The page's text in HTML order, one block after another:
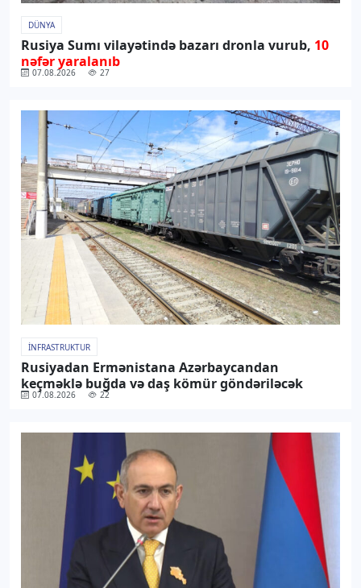
DÜNYA
Rusiya Sumı vilayətində bazarı dronla vurub, 10
nəfər yaralanıb
07.08.2026 27
İNFRASTRUKTUR
Rusiyadan Ermənistana Azərbaycandan
keçməklə buğda və daş kömür göndəriləcək
07.08.2026 22